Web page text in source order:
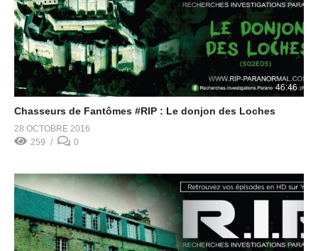
46:46
Chasseurs de Fantômes #RIP : Le donjon des Loches
28 OCTOBRE 2016
259
0